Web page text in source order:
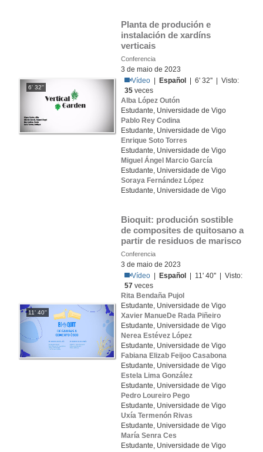
6' 32''
Planta de produción e
instalación de xardíns
verticais
Conferencia
3 de maio de 2023
Vídeo
Español
| 6' 32'' | Visto:
35 veces
Alba López Outón
Estudante, Universidade de Vigo
Pablo Rey Codina
Estudante, Universidade de Vigo
Enrique Soto Torres
Estudante, Universidade de Vigo
Miguel Ángel Marcio García
Estudante, Universidade de Vigo
Soraya Fernández López
Estudante, Universidade de Vigo
11' 40''
Bioquit: produción sostible
de composites de quitosano a
partir de residuos de marisco
Conferencia
3 de maio de 2023
Vídeo
Español
| 11' 40'' | Visto:
57 veces
Rita Bendaña Pujol
Estudante, Universidade de Vigo
Xavier ManueDe Rada Piñeiro
Estudante, Universidade de Vigo
Nerea Estévez López
Estudante, Universidade de Vigo
Fabiana Elizab Feijoo Casabona
Estudante, Universidade de Vigo
Estela Lima González
Estudante, Universidade de Vigo
Pedro Loureiro Pego
Estudante, Universidade de Vigo
Uxía Termenón Rivas
Estudante, Universidade de Vigo
María Senra Ces
Estudante, Universidade de Vigo